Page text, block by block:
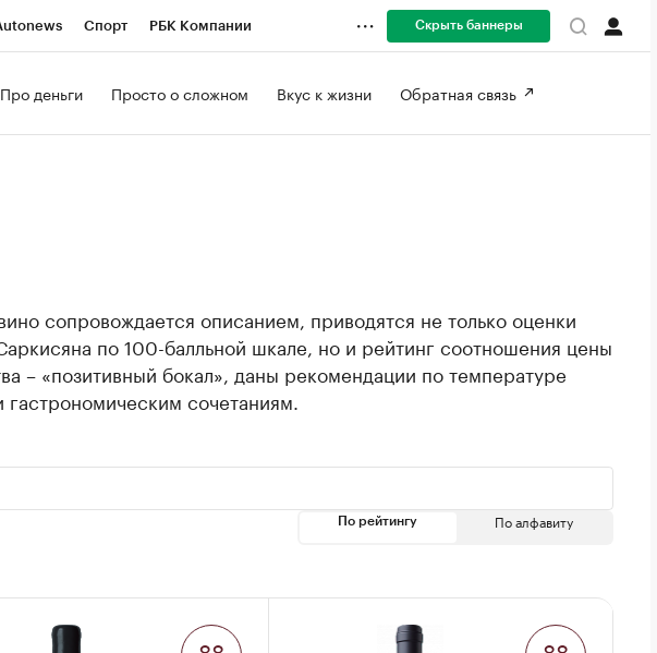
Спорт РБК Компании Скрыть баннеры
Про деньги Просто о сложном Вкус к жизни Обратная связь
сопровождается описанием, приводятся не только оценки
по 100-балльной шкале, но и рейтинг соотношения цены
– «позитивный бокал», даны рекомендации по температуре
гастрономическим сочетаниям.
По рейтингу По алфавиту